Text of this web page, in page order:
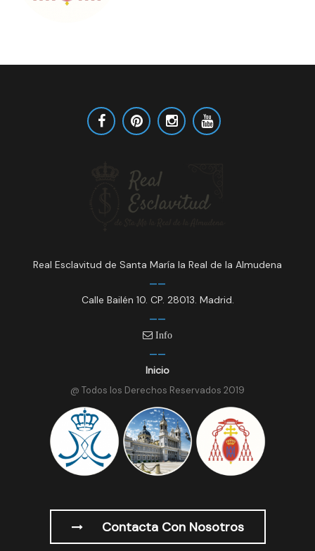
Real Esclavitud de Santa María la Real de la Almudena
Calle Bailén 10. CP. 28013. Madrid.
Info
Inicio
@ Todos los Derechos Reservados 2019
Contacta Con Nosotros